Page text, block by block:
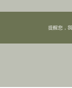
提醒您，